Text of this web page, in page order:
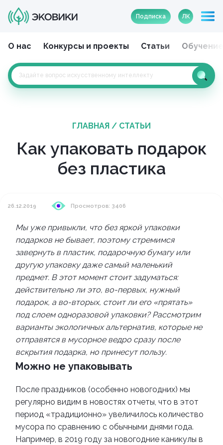
Подписка ЛК
О нас Конкурсы и проекты Статьи Обучение
ГЛАВНАЯ / СТАТЬИ
Как упаковать подарок
без пластика
26.12.2019 Просмотров: 3406
Мы уже привыкли, что без яркой упаковки
подарков не бывает, поэтому стремимся
завернуть в пластик, подарочную бумагу или
другую упаковку даже самый маленький
предмет. В этот момент стоит задуматься:
действительно ли это, во-первых, нужный
подарок, а во-вторых, стоит ли его «прятать»
под слоем одноразовой упаковки? Рассмотрим
варианты экологичных альтернатив, которые не
отправятся в мусорное ведро сразу после
вскрытия подарка, но принесут пользу.
Можно не упаковывать
После праздников (особенно новогодних) мы
регулярно видим в новостях отчеты, что в этот
период «традиционно» увеличилось количество
мусора по сравнению с обычными днями года.
Например, в 2019 году за новогодние каникулы в